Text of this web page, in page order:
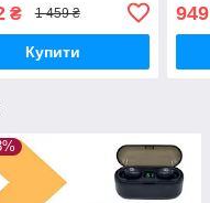
₴ 1 459 ₴
Купити
949